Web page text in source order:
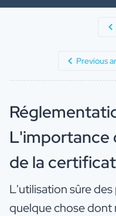
Previous
L'importance
de la
L'utilisation sûre
quelque chose dont